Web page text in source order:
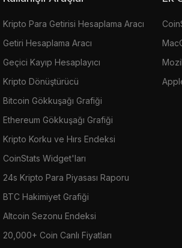
Kripto Para Getirisi Hesaplama Aracı
Getiri Hesaplama Aracı
Geçici Kayıp Hesaplayıcı
Kripto Dönüştürücü
Bitcoin Gökkuşağı Grafiği
Ethereum Gökkuşağı Grafiği
Kripto Korku ve Hırs Endeksi
CoinStats Widget'ları
24s Kripto Para Piyasası Raporu
BTC Hakimiyet Grafiği
Altcoin Sezonu Endeksi
20,000+ Coin Canlı Fiyatları